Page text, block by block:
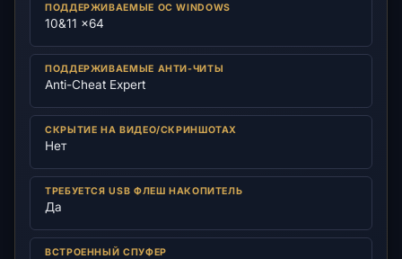
ПОДДЕРЖИВАЕМЫЕ ОС WINDOWS
10&11 x64
ПОДДЕРЖИВАЕМЫЕ АНТИ-ЧИТЫ
Anti-Cheat Expert
СКРЫТИЕ НА ВИДЕО/СКРИНШОТАХ
Нет
ТРЕБУЕТСЯ USB ФЛЕШ НАКОПИТЕЛЬ
Да
ВСТРОЕННЫЙ СПУФЕР